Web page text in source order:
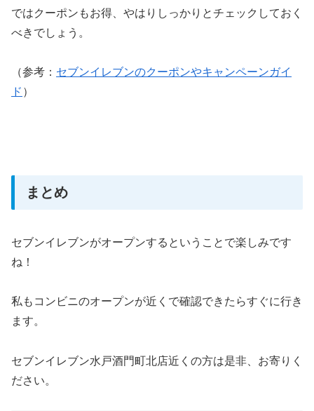
ではクーポンもお得、やはりしっかりとチェックしておく
べきでしょう。
（参考： セブンイレブンのクーポンやキャンペーンガイ
ド ）
まとめ
セブンイレブンがオープンするということで楽しみです
ね！
私もコンビニのオープンが近くで確認できたらすぐに行き
ます。
セブンイレブン水戸酒門町北店近くの方は是非、お寄りく
ださい。